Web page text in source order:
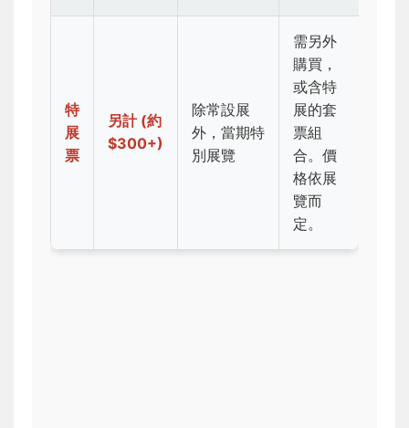
特
展
票
另計 (約
$300+)
除常設展
外，當期特
別展覽
需另外
購買，
或含特
展的套
票組
合。價
格依展
覽而
定。